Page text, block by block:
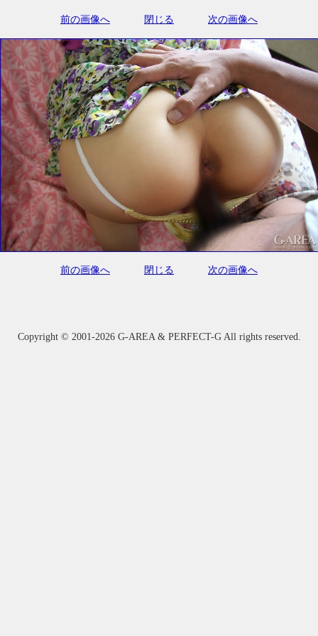
前の画像へ 閉じる 次の画像へ
前の画像へ 閉じる 次の画像へ
Copyright © 2001-2026 G-AREA & PERFECT-G All rights reserved.